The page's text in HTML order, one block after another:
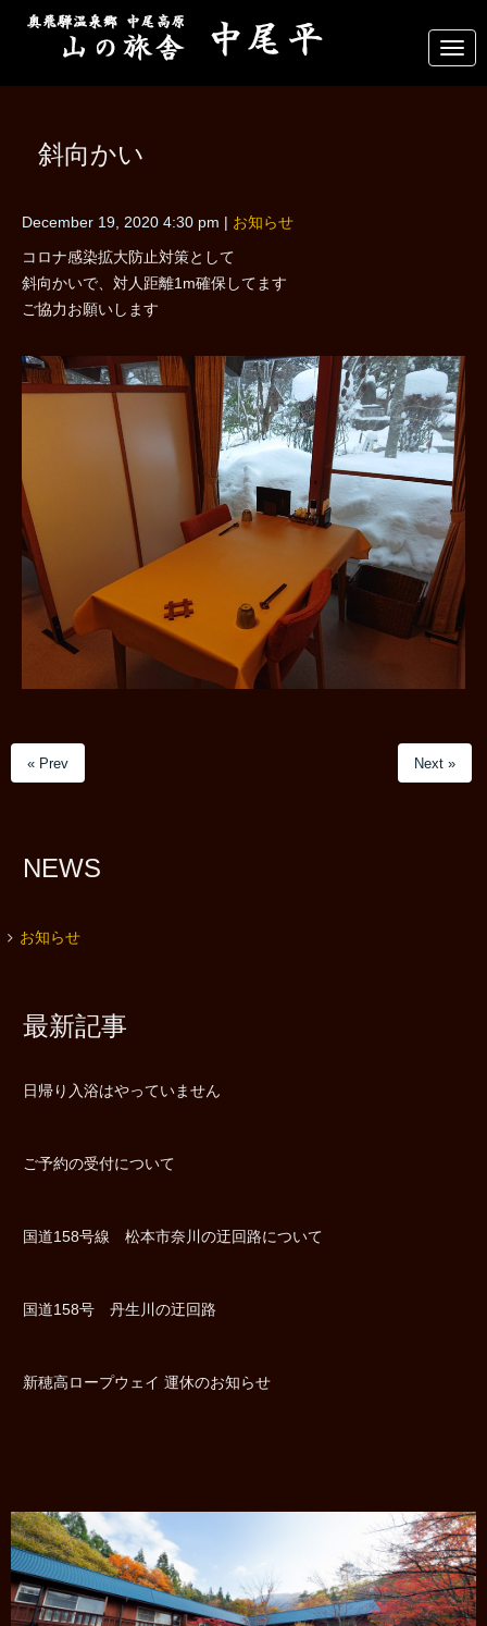
N
a
v
斜向かい
December 19, 2020 4:30 pm お知らせ
コロナ感染拡大防止対策として
斜向かいで、対人距離1m確保してます
ご協力お願いします
« Prev Next »
NEWS
お知らせ
最新記事
日帰り入浴はやっていません
ご予約の受付について
国道158号線 松本市奈川の迂回路について
国道158号 丹生川の迂回路
新穂高ロープウェイ 運休のお知らせ